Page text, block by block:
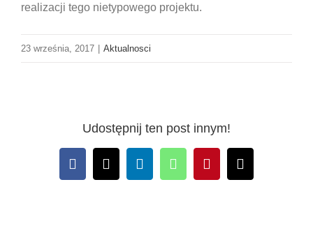
realizacji tego nietypowego projektu.
23 września, 2017 Aktualnosci
Udostępnij ten post innym!
Facebook
X LinkedInWhatsAppPinterestEmail